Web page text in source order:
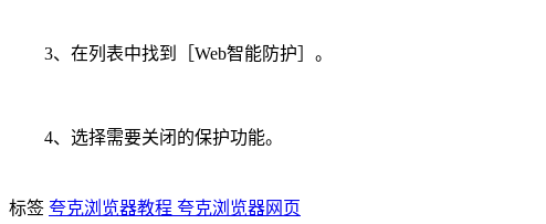
3、在列表中找到［Web智能防护］。
4、选择需要关闭的保护功能。
标签 夸克浏览器教程 夸克浏览器网页